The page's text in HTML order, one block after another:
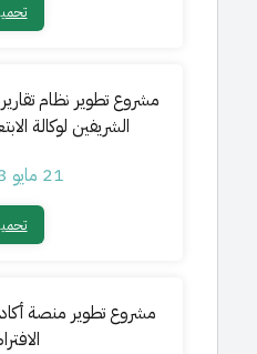
مشروع تطوير نظام
الشريفين لوكالة
21 مايو 2023م
مشروع تطوير منصة